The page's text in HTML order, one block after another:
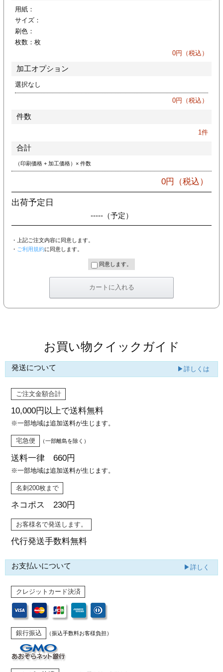
リーブ
用紙：
サイズ：
刷色：
枚数： 枚
0円（税込）
加工オプション
選択なし
0円（税込）
件数
1件
合計
（印刷価格 + 加工価格）× 件数
0円（税込）
出荷予定日
-----（予定）
・上記ご注文内容に同意します。
・ ご利用規約に同意します。
同意します。
お買い物クイックガイド
発送について ▶詳しくは
ご注文金額合計
10,000円以上で送料無料
※一部地域は追加送料が生じます。
宅急便 （一部離島を除く）
送料一律 660円
※一部地域は追加送料が生じます。
名刺200枚まで
ネコポス 230円
お客様名で発送します。
代行発送手数料無料
お支払いについて ▶詳しく
クレジットカード決済
銀行振込 （振込手数料お客様負担）